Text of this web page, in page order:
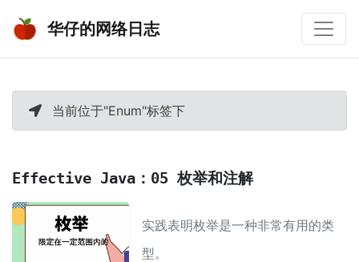
华仔的网络日志
当前位于"Enum"标签下
Effective Java：05 枚举和注解
实践表明枚举是一种非常有用的类
型。